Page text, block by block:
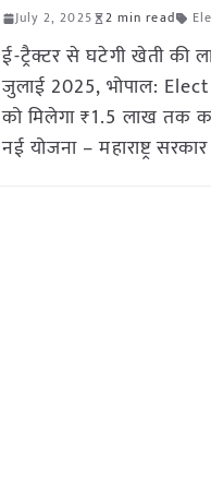
July 2, 2025 2 min read
ई-ट्रैक्टर से घटेगी खेती की
जुलाई 2025, भोपाल:
को मिलेगा ₹1.5 लाख तक
नई योजना – महाराष्ट्र